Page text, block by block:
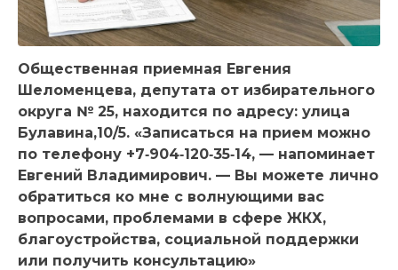
Общественная приемная Евгения
Шеломенцева, депутата от избирательного
округа № 25, находится по адресу: улица
Булавина,10/5. «Записаться на прием можно
по телефону +7‑904‑120‑35‑14, — напоминает
Евгений Владимирович. — Вы можете лично
обратиться ко мне с волнующими вас
вопросами, проблемами в сфере ЖКХ,
благоустройства, социальной поддержки
или получить консультацию»